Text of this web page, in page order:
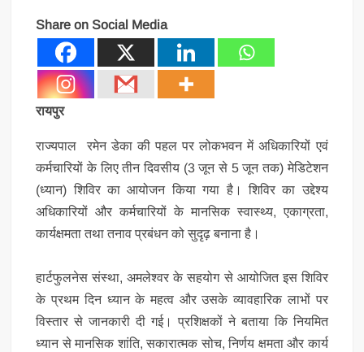
Share on Social Media
रायपुर
राज्यपाल रमेन डेका की पहल पर लोकभवन में अधिकारियों एवं
कर्मचारियों के लिए तीन दिवसीय (3 जून से 5 जून तक) मेडिटेशन
(ध्यान) शिविर का आयोजन किया गया है। शिविर का उद्देश्य
अधिकारियों और कर्मचारियों के मानसिक स्वास्थ्य, एकाग्रता,
कार्यक्षमता तथा तनाव प्रबंधन को सुदृढ़ बनाना है।
हार्टफुलनेस संस्था, अमलेश्वर के सहयोग से आयोजित इस शिविर
के प्रथम दिन ध्यान के महत्व और उसके व्यावहारिक लाभों पर
विस्तार से जानकारी दी गई। प्रशिक्षकों ने बताया कि नियमित
ध्यान से मानसिक शांति, सकारात्मक सोच, निर्णय क्षमता और कार्य